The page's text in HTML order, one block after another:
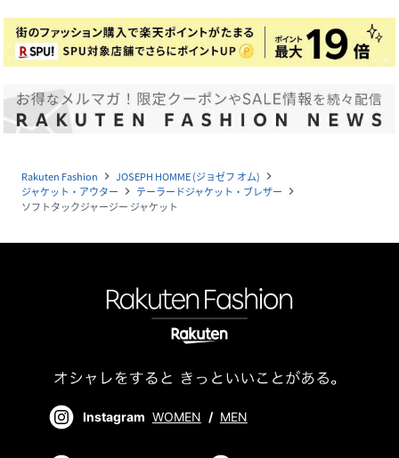
Rakuten Fashion navigate_next JOSEPH HOMME (ジョゼフ オム) navigate_next
ジャケット・アウター navigate_next テーラードジャケット・ブレザー navigate_next
ソフトタックジャージー ジャケット
Instagram WOMEN / MEN